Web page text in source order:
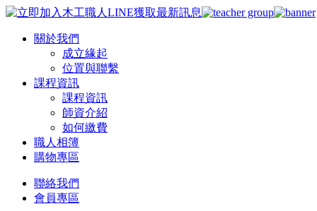
關於我們
成立緣起
位置與聯繫
課程資訊
課程資訊
師資介紹
如何繳費
職人相簿
購物專區
聯絡我們
會員專區